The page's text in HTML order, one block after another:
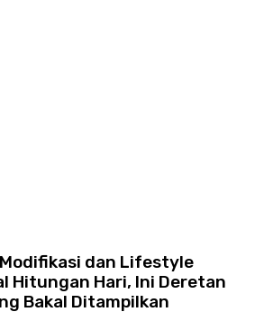
dan Lifestyle
Hitungan Hari, Ini Deretan
Bakal Ditampilkan